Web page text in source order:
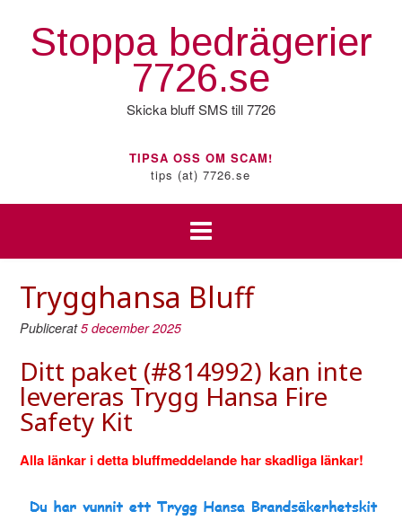
innehållStoppa bedrägerier
7726.se
Skicka bluff SMS till 7726
TIPSA OSS OM SCAM!
tips (at) 7726.se
Trygghansa Bluff
Publicerat5 december 2025
Ditt paket (#814992) kan inte
levereras Trygg Hansa Fire
Safety Kit
Alla länkar i detta bluffmeddelande har skadliga länkar!